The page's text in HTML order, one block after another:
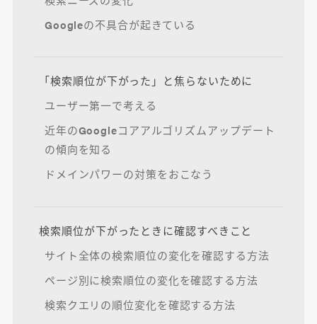
Googleの不具合が起きている
「検索順位が下がった」と焦らないために
ユーザー第一で考える
近年のGoogleコアアルゴリズムアップデート
の傾向を知る
ドメインパワーの対策をおこなう
検索順位が下がったときに確認すべきこと
サイト全体の検索順位の変化を確認する方法
ページ別に検索順位の変化を確認する方法
検索クエリの順位変化を確認する方法